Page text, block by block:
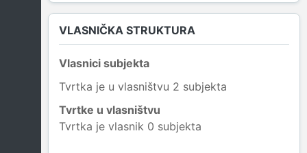
VLASNIČKA STRUKTURA
Vlasnici subjekta
Tvrtka je u vlasništvu 2 subjekta
Tvrtke u vlasništvu
Tvrtka je vlasnik 0 subjekta